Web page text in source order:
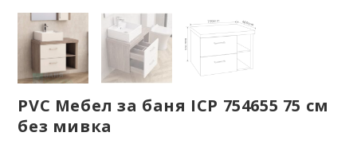
PVC Мебел за баня ICP 754655 75 см
без мивка